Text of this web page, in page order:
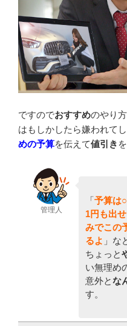
ですのでおすすめのやり
はもしかしたら嫌われて
めの予算を伝えて値引き
管理人
「予算は
1円も出
みでこの
るよ 」な
ちょっと
い無理め
意外とな
す。